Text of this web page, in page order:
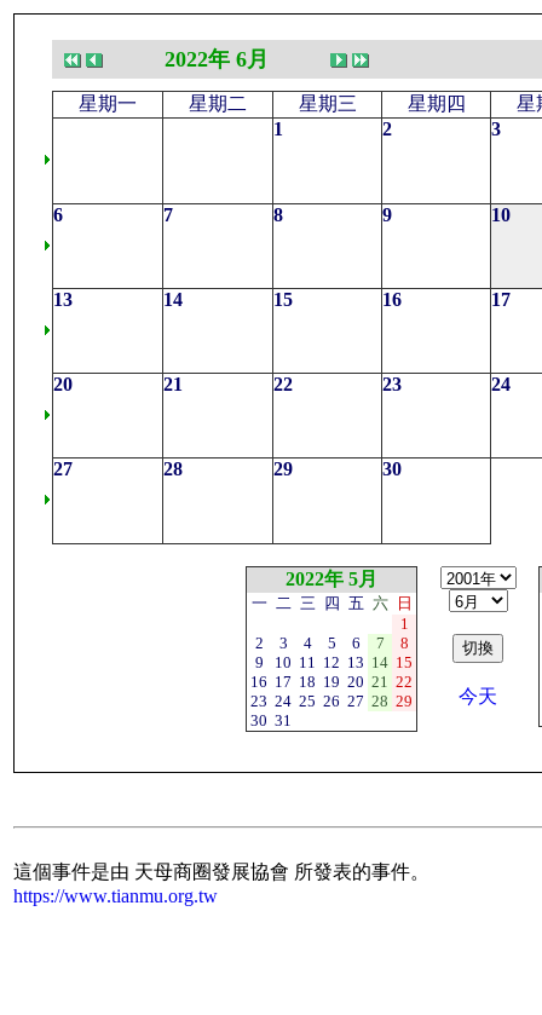
2022年 6月
星期一 星期二 星期三 星期四
星
1
2 3
6 7 8 9 10
13 14 15 16 17
20 21 22 23 24
27 28 29 30
2022年 5月
一 二 三 四 五 六
日
1
2
3 4 5 6 7
8
9
10 11 12 13 14 15
16 17 18 19 20 21 22
23 24 25 26 27 28 29
30 31
今天
這個事件是由 天母商圈發展協會 所發表的事件。
https://www.tianmu.org.tw